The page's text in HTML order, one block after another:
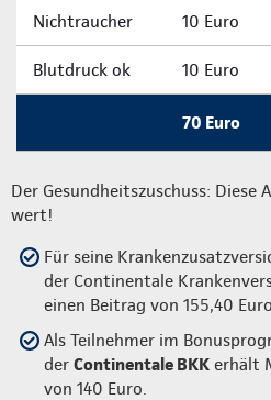
Nichtraucher 10 Euro
Blutdruck ok 10 Euro
70 Euro
Der Gesundheitszuschuss:
wert!
Für seine
der Continentale
einen Beitrag von 155,40 Euro.
Als Teilnehmer im
der Continentale BKK erhält
von 140 Euro.